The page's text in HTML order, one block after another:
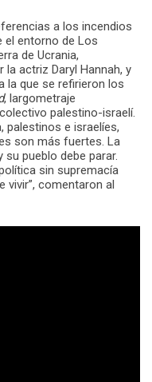
a los incendios
el entorno de Los
de Ucrania,
actriz Daryl Hannah, y
la que se refirieron los
, largometraje
palestino-israelí.
palestinos e israelíes,
son más fuertes. La
pueblo debe parar.
sin supremacía
vivir”, comentaron al